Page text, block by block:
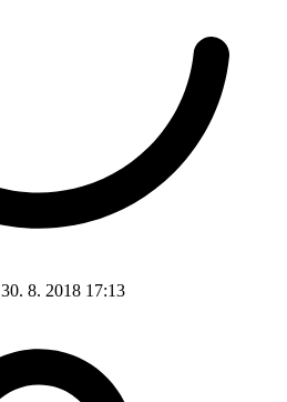
30. 8. 2018 17:13